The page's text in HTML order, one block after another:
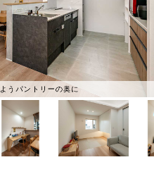
うパントリーの奥に